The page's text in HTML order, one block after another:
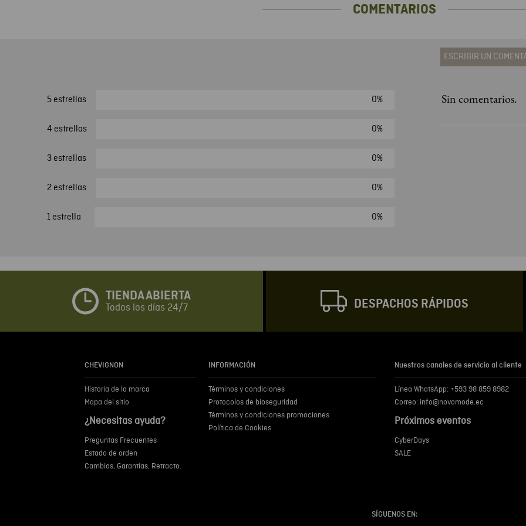
COMENTARIOS
5 estrellas 0%
4 estrellas 0%
3 estrellas 0%
2 estrellas 0%
1 estrella 0%
ESCRIBIR UN
Agregar
Escribir comentario
Sin comentarios.
TIENDA ABIERTA
Todos los días 24/7 DESPACHOS RÁPIDOS
CHEVIGNON
Historia de la marca
Mapa del sitio
¿Necesitas ayuda?
Preguntas Frecuentes
Estado de orden
Cambios, Garantías, Retracto.
INFORMACIÓN
Términos y condiciones
Protocolos de bioseguridad
Términos y condiciones promociones
Política de Cookies
Nuestros canales de servicio al cliente
Línea WhatsApp: +593 98 859 8982
Correo: info@novomode.ec
Próximos eventos
CyberDays
SALE
SÍGUENOS EN: